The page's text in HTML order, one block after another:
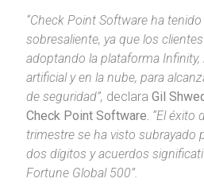
“Check Point Software ha
sobresaliente, ya que los
adoptando la plataforma
artificial y en la nube, para
de seguridad”, declara Gil
Check Point Software. “El éxito
trimestre se ha visto subrayado
dos dígitos y acuerdos
Fortune Global 500”.